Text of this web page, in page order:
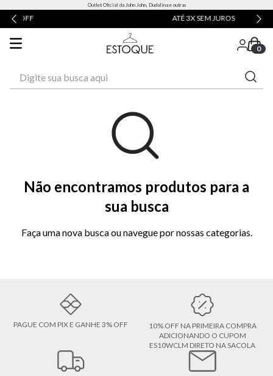
Outlet Oficial da John John, Dudalina e outras
ATÉ 3X SEM JUROS
0
Não encontramos produtos para a
sua busca
Faça uma nova busca ou navegue por nossas categorias.
PAGUE COM PIX E GANHE 3% OFF
10% OFF NA PRIMEIRA COMPRA
ADICIONANDO O CUPOM
ES10WCLM DIRETO NA SACOLA